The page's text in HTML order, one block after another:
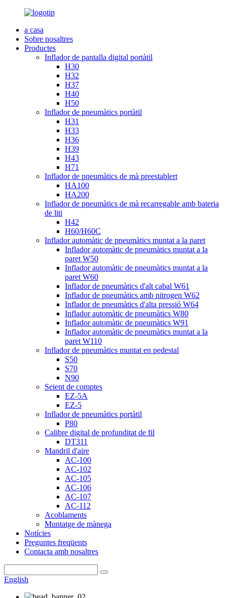
a casa
Sobre nosaltres
Productes
Inflador de pantalla digital portàtil
H30
H32
H37
H40
H50
Inflador de pneumàtics portàtil
H31
H33
H36
H39
H43
H71
Inflador de pneumàtics de mà preestablert
HA100
HA200
Inflador de pneumàtics de mà recarregable amb bateria
de liti
H42
H60/H60C
Inflador automàtic de pneumàtics muntat a la paret
Inflador automàtic de pneumàtics muntat a la
paret W50
Inflador automàtic de pneumàtics muntat a la
paret W60
Inflador de pneumàtics d'alt cabal W61
Inflador de pneumàtics amb nitrogen W62
Inflador de pneumàtics d'alta pressió W64
Inflador automàtic de pneumàtics W80
Inflador automàtic de pneumàtics W91
Inflador automàtic de pneumàtics muntat a la
paret W110
Inflador de pneumàtics muntat en pedestal
S50
S70
N90
Seient de comptes
EZ-5A
EZ-5
Inflador de pneumàtics portàtil
P80
Calibre digital de profunditat de fil
DT311
Mandril d'aire
AC-100
AC-102
AC-105
AC-106
AC-107
AC-112
Acoblaments
Muntatge de mànega
Notícies
Preguntes freqüents
Contacta amb nosaltres
English